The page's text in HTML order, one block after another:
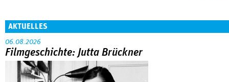
AKTUELLES
06.08.2026
Filmgeschichte: Jutta Brückner